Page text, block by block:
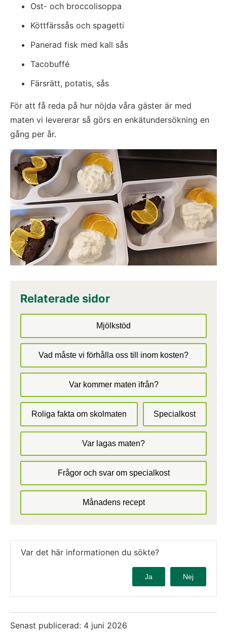
Ost- och broccolisoppa
Köttfärssås och spagetti
Panerad fisk med kall sås
Tacobuffé
Färsrätt, potatis, sås
För att få reda på hur nöjda våra gäster är med
maten vi levererar så görs en enkätundersökning en
gång per år.
Relaterade sidor
Mjölkstöd
Vad måste vi förhålla oss till inom kosten?
Var kommer maten ifrån?
Roliga fakta om skolmaten Specialkost
Var lagas maten?
Frågor och svar om specialkost
Månadens recept
Var det här informationen du sökte?
Ja Nej
Senast publicerad: 4 juni 2026